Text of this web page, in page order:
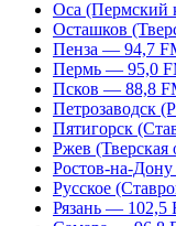
Оса (Пермский
Осташков
Пенза — 94,7
Пермь — 95,0
Псков — 88,8
Петрозаводск
Пятигорск
Ржев
Ростов-на-
Русское
Рязань — 102,5